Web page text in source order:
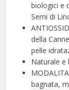
biologici e
Semi di
della
pelle
Naturale e
bagnata,